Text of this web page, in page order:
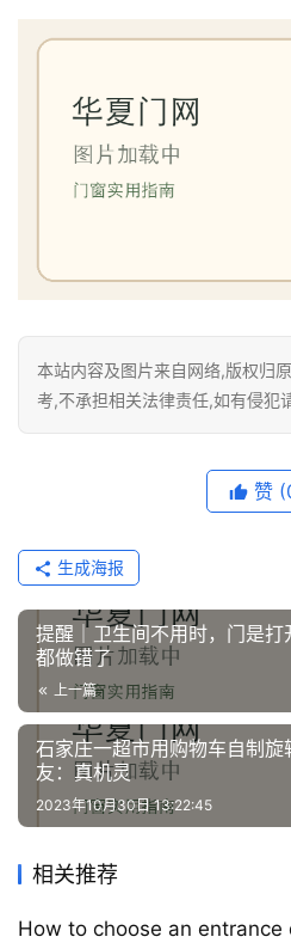
本站内容及图片来自网络,版权归
考,不承担相关法律责任,如有侵
赞
生成海报
提醒｜卫生间不用时，门是
都做错了
上一篇
石家庄一超市用购物车自制
友：真机灵
2023年10月30日 13:22:45
相关推荐
How to choose an entrance